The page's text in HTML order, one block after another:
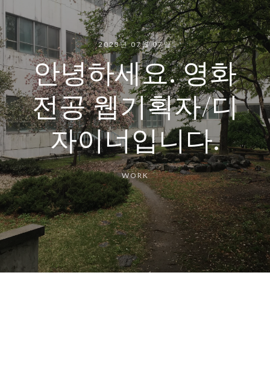
2023년 07월 07일
안녕하세요. 영화
전공 웹기획자/디
자이너입니다.
WORK